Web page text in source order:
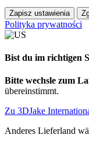
Zapisz ustawienia
Polityka prywatności
Bist du im richtigen
Bitte wechsle zum
übereinstimmt.
Zu 3DJake
Anderes Lieferland